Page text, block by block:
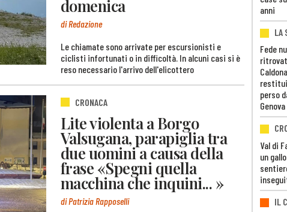
domenica
di Redazione
Le chiamate sono arrivate per escursionisti e
ciclisti infortunati o in difficoltà. In alcuni casi si è
reso necessario l'arrivo dell'elicottero
CRONACA
Lite violenta a Borgo
Valsugana, parapiglia tra
due uomini a causa della
frase «Spegni quella
macchina che inquini... »
di Patrizia Rapposelli
anni
LA
Fede
perso
Genova
Val di
un
IL